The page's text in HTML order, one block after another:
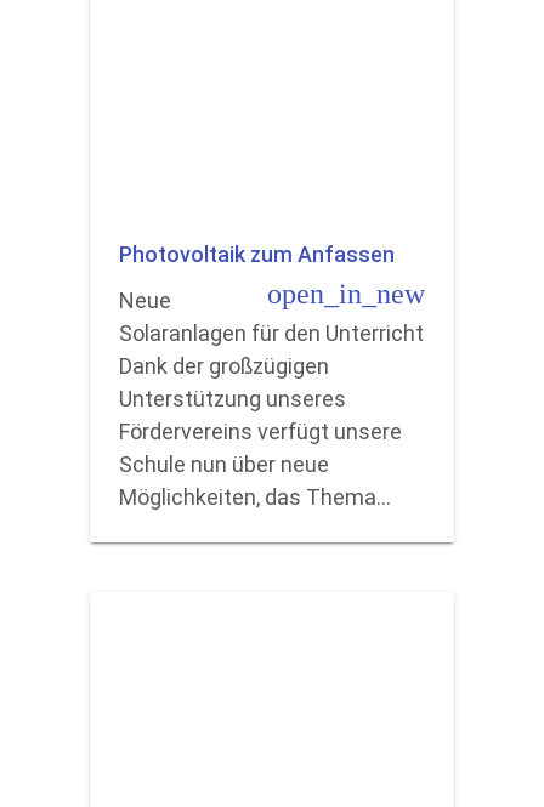
Photovoltaik zum Anfassen
open_in_new
Neue
Solaranlagen für den Unterricht
Dank der großzügigen
Unterstützung unseres
Fördervereins verfügt unsere
Schule nun über neue
Möglichkeiten, das Thema…